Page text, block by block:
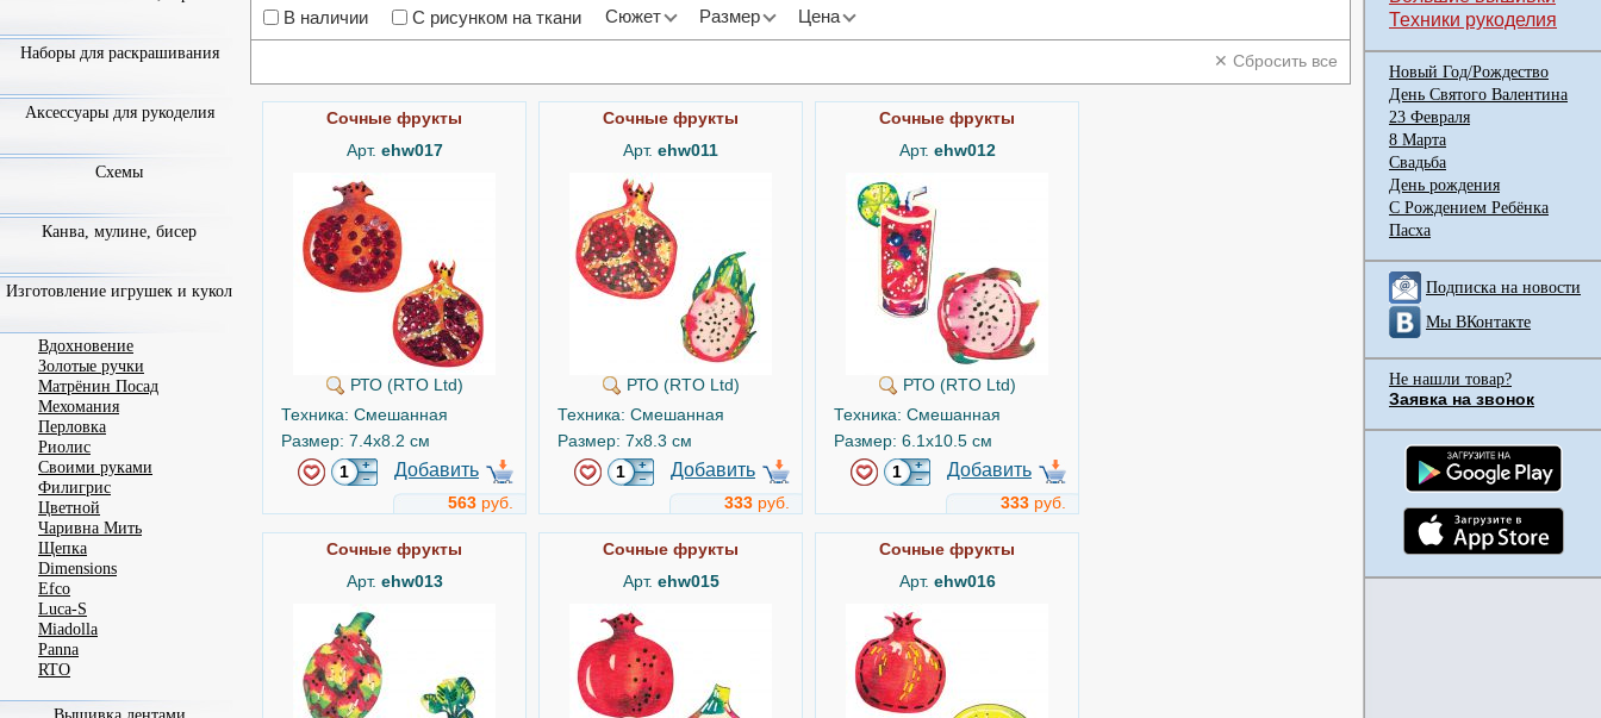
В наличии С рисунком на ткани Сюжет Размер Цена
✕ Сбросить все
Сочные фрукты
Арт. ehw017
РТО (RTO Ltd)
Техника: Смешанная
Размер: 7.4x8.2 см
Добавить
563 руб.
Сочные фрукты
Арт. ehw011
РТО (RTO Ltd)
Техника: Смешанная
Размер: 7x8.3 см
Добавить
333 руб.
Сочные фрукты
Арт. ehw012
РТО (RTO Ltd)
Техника: Смешанная
Размер: 6.1x10.5 см
Добавить
333 руб.
Сочные фрукты
Арт. ehw013
Сочные фрукты
Арт. ehw015
Сочные фрукты
Арт. ehw016
Наборы для раскрашивания
Аксессуары для рукоделия
Схемы
Канва, мулине, бисер
Изготовление игрушек и кукол
Вдохновение
Золотые ручки
Матрёнин Посад
Мехомания
Перловка
Риолис
Своими руками
Филигрис
Цветной
Чаривна Мить
Щепка
Dimensions
Efco
Luca-S
Miadolla
Panna
RTO
Техники рукоделия
Новый Год/Рождество
День Святого Валентина
23 Февраля
8 Марта
Свадьба
День рождения
С Рождением Ребёнка
Пасха
Подписка на новости
Мы ВКонтакте
Не нашли товар?
Заявка на звонок